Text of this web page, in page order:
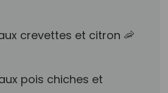
crevettes et citron 🦐
pois chiches et